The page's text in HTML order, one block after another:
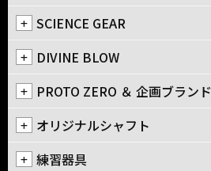
SCIENCE GEAR
DIVINE BLOW
PROTO ZERO ＆ 企画ブランド
オリジナルシャフト
練習器具